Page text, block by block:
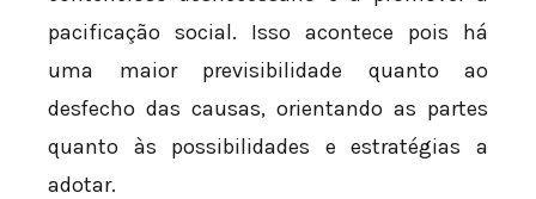
pacificação social. Isso acontece pois há
uma maior previsibilidade quanto ao
desfecho das causas, orientando as partes
quanto às possibilidades e estratégias a
adotar.